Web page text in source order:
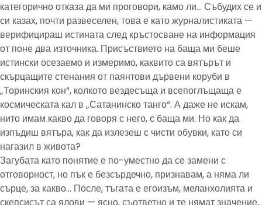
категорично отказа да ми проговори, камо ли… Събудих се и
си казах, почти развеселен, това е като журналистиката —
верифицираш истината след кръстосване на информация
от поне два източника. Присъствието на баща ми беше
истински осезаемо и измеримо, каквито са вятърът и
скърцащите стенания от паянтови дървени коруби в
„Торинския кон“, колкото вездесъща и всепоглъщаща е
космическата кал в „Сатанинско танго“. А даже не искам,
нито имам какво да говоря с него, с баща ми. Но как да
изпъдиш вятъра, как да излезеш с чисти обувки, като си
нагазил в живота?
Загубата като понятие е по-уместно да се замени с
отговорност, но пък е безсърдечно, признавам, а няма ли
сърце, за какво… После, тъгата е егоизъм, меланхолията и